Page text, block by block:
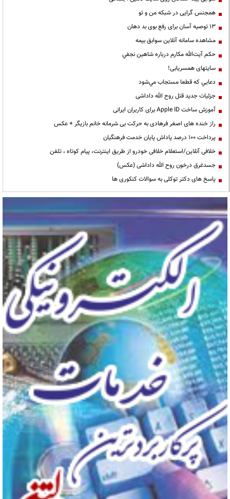
همجنس گرایی در شبکه من و تو
13 توصیه آسان برای رفع بوی بد دهان
مشاهده سامانه آنلاين سوابق بیمه
حكم آيت‌الله مكارم درباره شاهين نجفي
سایتهای همسریابی!
دعايي كه قطعا مستجاب مي‌شود
جزئیات جدید قتل روح الله داداشی
آموزش ساخت Apple ID برای کاربران ایرانی
راز خنده های اصغر فرهادی به حرکت بی شرمانه خانم بازیگر + عکس
پرداخت ۱۰۰ درصد پاداش پایان خدمت فرهنگیان
خلافی آنلاین/استعلام خلافی خودرو از طریق اینترنت، پیام کوتاه ، تلفن
جسدغرق درخون روح الله داداشی (عکس)
پاسخ های دکتر توکلی به سوالات کنکوری ها